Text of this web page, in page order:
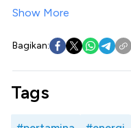
Show More
Bagikan:
Tags